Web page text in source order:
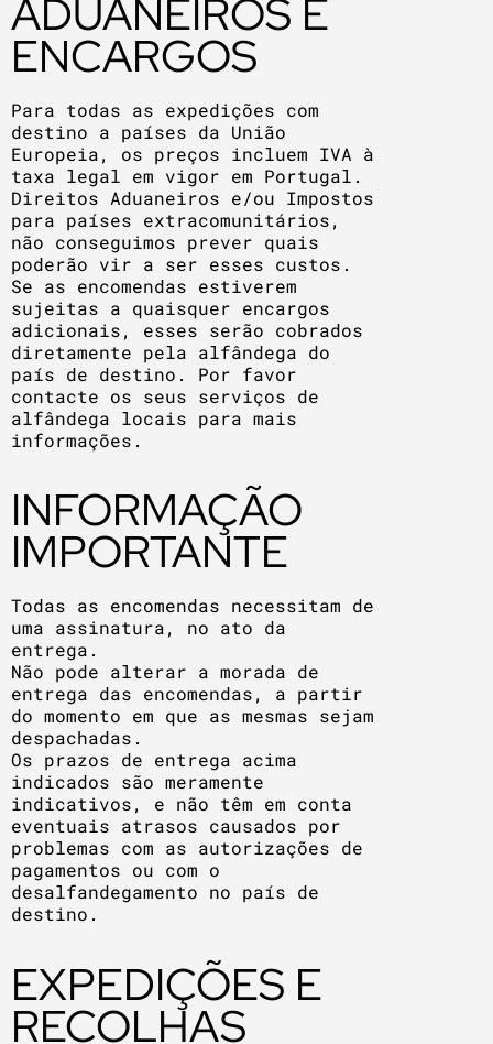
ADUANEIROS E
ENCARGOS
Para todas as expedições com
destino a países da União
Europeia, os preços incluem IVA à
taxa legal em vigor em Portugal.
Direitos Aduaneiros e/ou Impostos
para países extracomunitários,
não conseguimos prever quais
poderão vir a ser esses custos.
Se as encomendas estiverem
sujeitas a quaisquer encargos
adicionais, esses serão cobrados
diretamente pela alfândega do
país de destino. Por favor
contacte os seus serviços de
alfândega locais para mais
informações.
INFORMAÇÃO
IMPORTANTE
Todas as encomendas necessitam de
uma assinatura, no ato da
entrega.
Não pode alterar a morada de
entrega das encomendas, a partir
do momento em que as mesmas sejam
despachadas.
Os prazos de entrega acima
indicados são meramente
indicativos, e não têm em conta
eventuais atrasos causados por
problemas com as autorizações de
pagamentos ou com o
desalfandegamento no país de
destino.
EXPEDIÇÕES E
RECOLHAS